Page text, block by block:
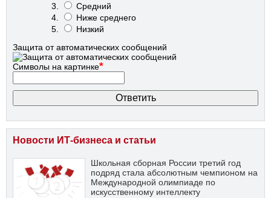
Средний
Ниже среднего
Низкий
Защита от автоматических сообщений
Символы на картинке*
Новости ИТ-бизнеса и статьи
Школьная сборная России третий год
подряд стала абсолютным чемпионом на
Международной олимпиаде по
искусственному интеллекту